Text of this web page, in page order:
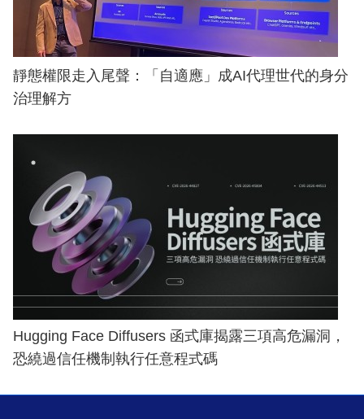
靜態權限走入尾聲：「自適應」成AI代理世代的身分
治理解方
Hugging Face Diffusers 函式庫揭露三項高危漏洞，
恐繞過信任機制執行任意程式碼